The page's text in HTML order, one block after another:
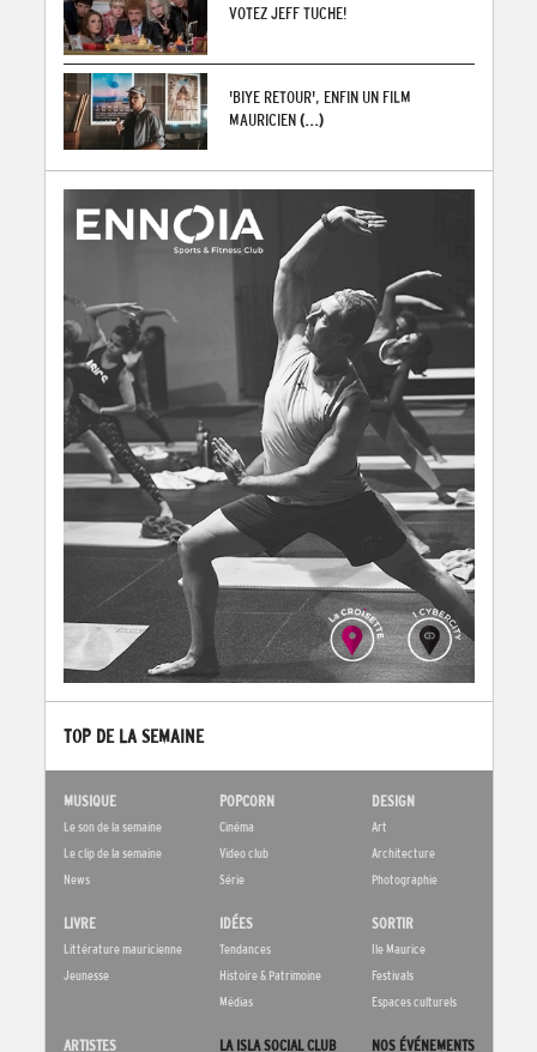
VOTEZ JEFF TUCHE!
'BIYE RETOUR', ENFIN UN FILM
MAURICIEN(...)
TOP DE LA SEMAINE
MUSIQUE
Le son de la semaine
Le clip de la semaine
News
POPCORN
Cinéma
Video club
Série
DESIGN
Art
Architecture
Photographie
LIVRE
Littérature mauricienne
Jeunesse
IDÉES
Tendances
Histoire & Patrimoine
Médias
SORTIR
Ile Maurice
Festivals
Espaces culturels
ARTISTES LA ISLA SOCIAL CLUB NOS ÉVÉNEMENTS